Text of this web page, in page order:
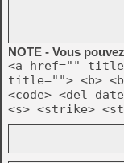
NOTE - Vous
<a href=""
title=""> <b>
<code> <del
<s> <strike>